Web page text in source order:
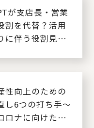
が支店長・営業
割を代替？活用
に伴う役割見直
性向上のための
し6つの打ち手～
ロナに向けた営